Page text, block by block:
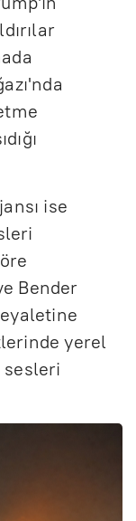
ise
Bender
yerel
sesleri